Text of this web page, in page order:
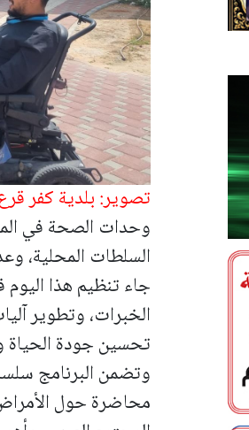
تصوير: بلدية كفر
وحدات الصحة في
السلطات المحلية،
جاء تنظيم هذا
الخبرات، وتطوير
تحسين جودة الحياة
وتضمن البرنامج
محاضرة حول الأمراض